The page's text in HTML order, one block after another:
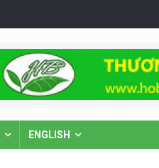
ENGLISH